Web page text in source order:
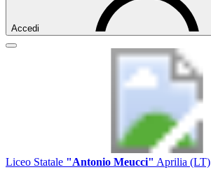
Accedi
Liceo Statale "Antonio Meucci" Aprilia (LT)